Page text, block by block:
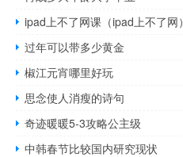
ipad上不了网课（ipad上不了网）
过年可以带多少黄金
椒江元宵哪里好玩
思念使人消瘦的诗句
奇迹暖暖5-3攻略公主级
中韩春节比较国内研究现状